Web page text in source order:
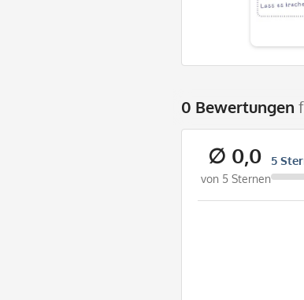
0 Bewertungen
∅ 0,0
von 5 Sternen
5